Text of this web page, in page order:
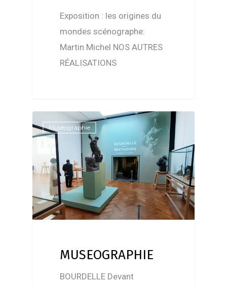
Exposition : les origines du
mondes scénographe:
Martin Michel NOS AUTRES
RÉALISATIONS
Muséographie
MUSEOGRAPHIE
BOURDELLE Devant